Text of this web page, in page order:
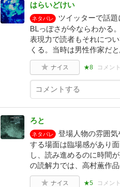
はらいどけい
ネタバレ
ツイッターで話
BLっぽさが今ならわかる
表現力で読者もそれにつ
くる。当時は男性作家だと
ナイス ★8 コメン
ろと
ネタバレ
登場人物の雰囲
する場面は臨場感があり
し、読み進めるのに時間
の読解力では、高村薫作
ナイス ★5 コメン